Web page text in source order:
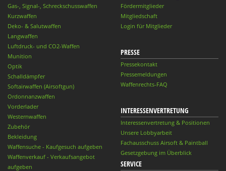
Gas-, Signal-, Schreckschusswaffen
Kurzwaffen
Deko- & Salutwaffen
Langwaffen
Luftdruck- und CO2-Waffen
Munition
Optik
Schalldämpfer
Softairwaffen (Airsoftgun)
Ordonnanzwaffen
Vorderlader
Westernwaffen
Zubehör
Bekleidung
Waffensuche - Kaufgesuch aufgeben
Waffenverkauf - Verkaufsangebot
aufgeben
Fördermitglieder
Mitgliedschaft
Login für Mitglieder
PRESSE
Pressekontakt
Pressemeldungen
Waffenrechts-FAQ
INTERESSENVERTRETUNG
Interessenvertretung & Positionen
Unsere Lobbyarbeit
Fachausschuss Airsoft & Paintball
Gesetzgebung im Überblick
SERVICE